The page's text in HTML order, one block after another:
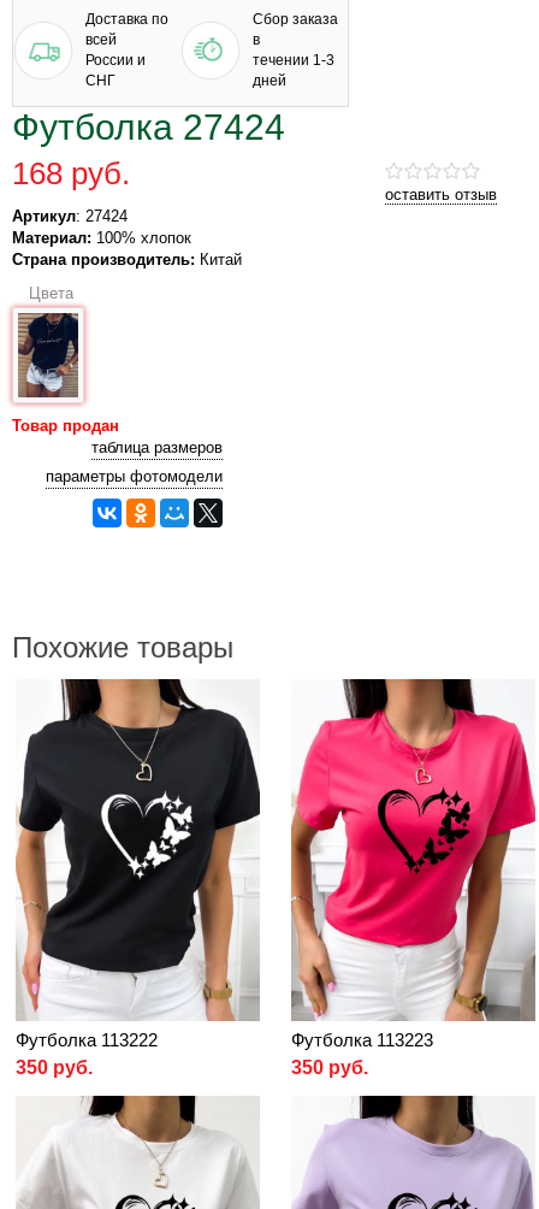
Доставка по
всей
России и
СНГ
Сбор заказа
в
течении 1-3
дней
Футболка 27424
оставить отзыв
168 руб.
Артикул: 27424
Материал: 100% хлопок
Страна производитель: Китай
Цвета
Товар продан
таблица размеров
параметры фотомодели
Похожие товары
Футболка 113222
350 руб.
Футболка 113223
350 руб.